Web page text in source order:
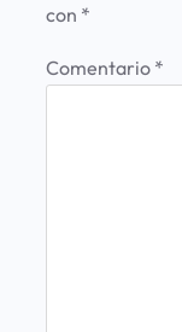
con *
Comentario *